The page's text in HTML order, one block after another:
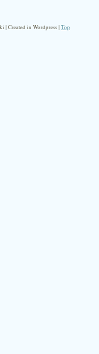
| Created in Wordpress | Top